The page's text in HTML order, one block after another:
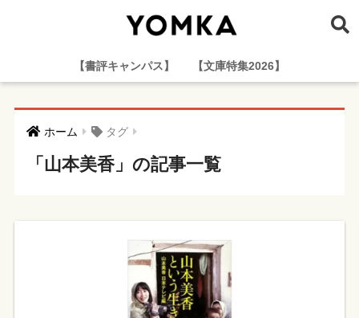
【書評キャンパス】 【文庫特集2026】
ホーム タグ
「山本美香」の記事一覧